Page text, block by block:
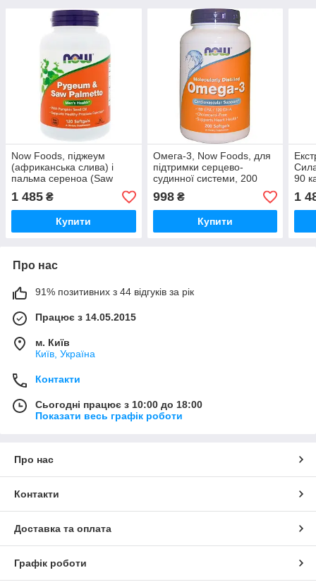
Now Foods, піджеум
(африканська слива) і
пальма сереноа (Saw
Palmetto) З Пальметто,
120 таблеток
1 485 ₴
Купити
Омега-3, Now Foods, для
підтримки серцево-
судинної системи, 200
капсул
998₴
Купити
90
1
Про нас
91% позитивних з 44 відгуків за рік
Працює з 14.05.2015
м. Київ
Київ, Україна
Контакти
Сьогодні працює з 10:00 до 18:00
Показати весь графік роботи
Про нас
Контакти
Доставка та оплата
Графік роботи